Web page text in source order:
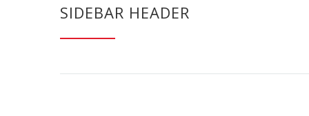
SIDEBAR HEADER